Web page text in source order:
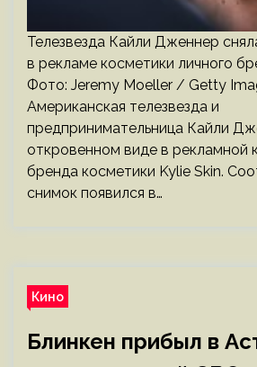
Телезвезда Кайли Дженнер
в рекламе косметики личного
Фото: Jeremy Moeller / Getty
Американская телезвезда и
предпринимательница Кайли
откровенном виде в рекламной
бренда косметики Kylie Skin.
снимок появился в…
Кино
Блинкен прибыл в